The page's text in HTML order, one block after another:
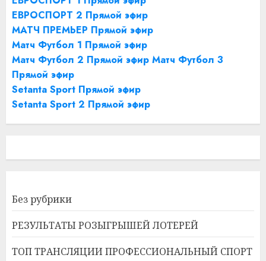
ЕВРОСПОРТ 2 Прямой эфир
МАТЧ ПРЕМЬЕР Прямой эфир
Матч Футбол 1 Прямой эфир
Матч Футбол 2 Прямой эфир Матч Футбол 3
Прямой эфир
Setanta Sport Прямой эфир
Setanta Sport 2 Прямой эфир
Без рубрики
РЕЗУЛЬТАТЫ РОЗЫГРЫШЕЙ ЛОТЕРЕЙ
ТОП ТРАНСЛЯЦИИ ПРОФЕССИОНАЛЬНЫЙ СПОРТ